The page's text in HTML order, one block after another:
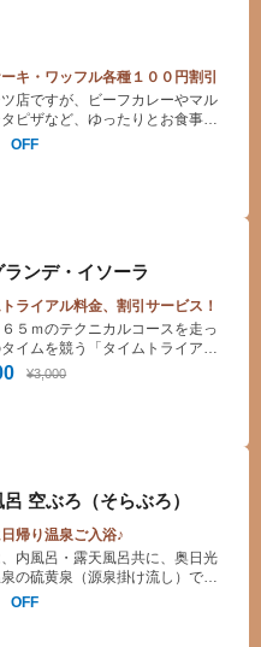
キ・ワッフル各種１００円割引
OFF
店ですが、ビーフカレーやマル
ピザなど、ゆったりとお食事を
いただけます。
ンデ・イソーラ
ライアル料金、割引サービス！
¥3,000
５ｍのテクニカルコースを走っ
イムを競う「タイムトライアル
サーキットです。ヘルメット・
ブ・ジャンパー・カッパ無料レン
空ぶろ（そらぶろ）
帰り温泉ご入浴♪
OFF
内風呂・露天風呂共に、奥日光
の硫黄泉（源泉掛け流し）で
タオル・フェイスタオル付。新